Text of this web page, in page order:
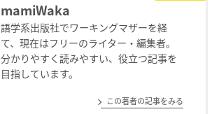
mamiWaka
語学系出版社でワーキングマザーを経
て、現在はフリーのライター・編集者。
分かりやすく読みやすい、役立つ記事を
目指しています。
この著者の記事をみる